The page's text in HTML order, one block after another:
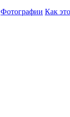
Фотографии Как